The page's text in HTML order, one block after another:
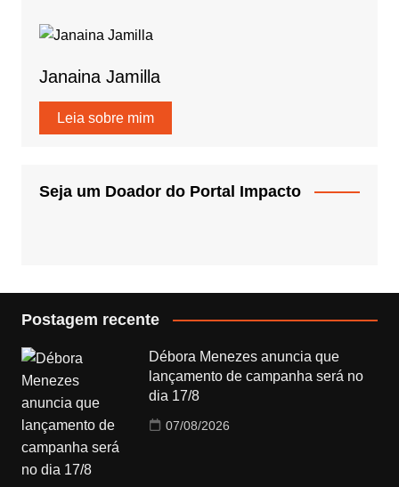
Janaina Jamilla
Leia sobre mim
Seja um Doador do Portal Impacto
Postagem recente
Débora Menezes anuncia que
lançamento de campanha será no
dia 17/8
07/08/2026